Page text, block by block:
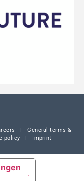
|General terms &
policy | Imprint